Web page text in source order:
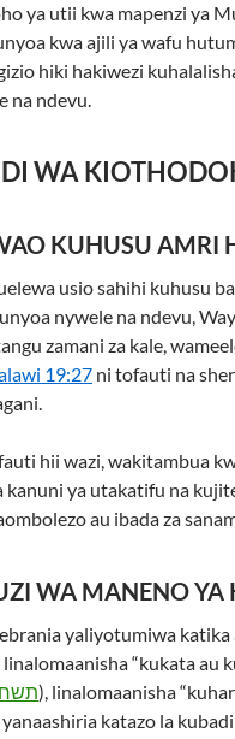
ya utii kwa mapenzi ya
kwa ajili ya wafu
hiki hakiwezi
na ndevu.
WA
KUHUSU AMRI
usio sahihi kuhusu
nywele na ndevu,
zamani za kale,
19:27 ni tofauti na
hii wazi, wakitambua
kanuni ya utakatifu na
au ibada za
WA MANENO YA
yaliyotumiwa katika
), linalomaanisha
yanaashiria katazo la